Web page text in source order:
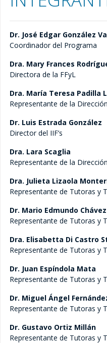
Oferta
Maestría –
Doctorado –
Cohortes
Formatos
Dr. José Edgar González
Coordinador del Programa
Dra. Mary Frances
Directora de la FFyL
Dra. María Teresa Padilla
Representante de la
Dr. Luis Estrada González
Director del IIF’s
Dra. Lara Scaglia
Representante de la Dirección
Dra. Julieta Lizaola
Representante de Tutoras y
Dr. Mario Edmundo
Representante de Tutoras y
Dra. Elisabetta Di Castro
Representante de Tutoras y
Dr. Juan Espíndola Mata
Representante de Tutoras y
Dr. Miguel Ángel
Representante de Tutoras y
Dr. Gustavo Ortiz Millán
Representante de Tutoras y